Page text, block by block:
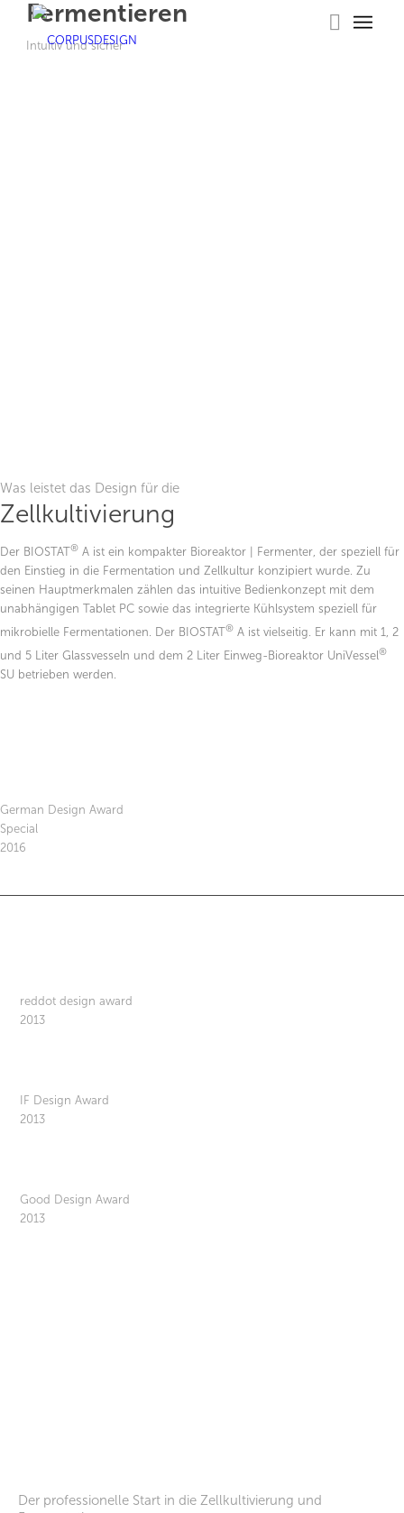
Fermentieren
Intuitiv und sicher
Was leistet das Design für die
Zellkultivierung
Der BIOSTAT® A ist ein kompakter Bioreaktor | Fermenter, der speziell für
den Einstieg in die Fermentation und Zellkultur konzipiert wurde. Zu
seinen Hauptmerkmalen zählen das intuitive Bedienkonzept mit dem
unabhängigen Tablet PC sowie das integrierte Kühlsystem speziell für
mikrobielle Fermentationen. Der BIOSTAT ® A ist vielseitig. Er kann mit 1, 2
und 5 Liter Glassvesseln und dem 2 Liter Einweg-Bioreaktor UniVessel®
SU betrieben werden.
German Design Award
Special
2016
reddot design award
2013
IF Design Award
2013
Good Design Award
2013
Der professionelle Start in die Zellkultivierung und